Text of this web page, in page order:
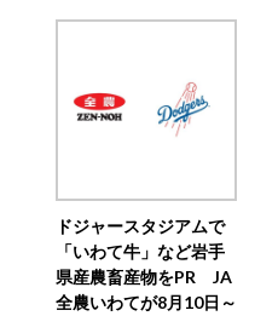
ドジャースタジアムで
「いわて牛」など岩手
県産農畜産物をPR JA
全農いわてが8月10日～